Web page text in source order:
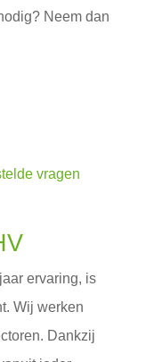
Neem dan
vragen
ervaring, is
Wij werken
Dankzij